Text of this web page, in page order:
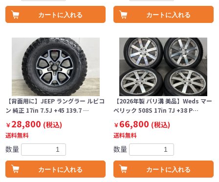
カートに入れる カートに入れる
【背面用に】JEEP ラングラー ルビコ
ン 純正 17in 7.5J +45 139.7 …
￥28,800 (税込)
送料無料
数量
カートに入れる
【2026年製 バリ溝 美品】Weds マー
ベリック 508S 17in 7J +38 P…
￥66,800 (税込)
送料無料
数量
カートに入れる